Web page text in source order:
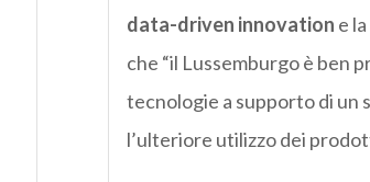
data-driven innovation e
che “il Lussemburgo è ben
tecnologie a supporto di un
l’ulteriore utilizzo dei